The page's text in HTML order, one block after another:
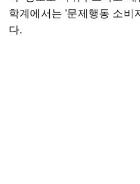
학계에서는 '문제행동 소비
다.